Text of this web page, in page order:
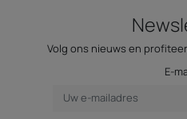
Volg ons nieuws en
E-